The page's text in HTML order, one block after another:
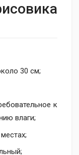
30 см;
к
влаги;